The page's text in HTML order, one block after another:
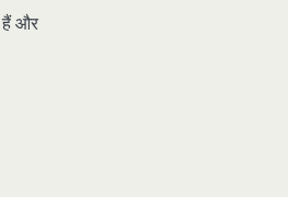
हैं और